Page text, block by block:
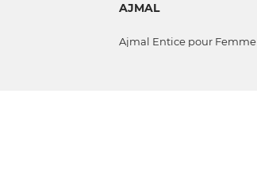
AJMAL
Ajmal Entice pour Femme